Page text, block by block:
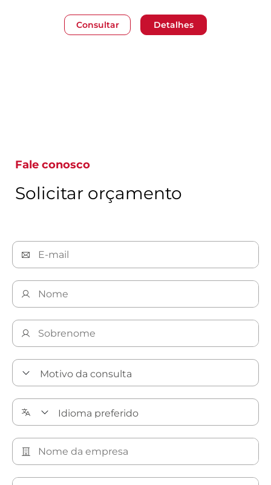
Consultar Detalhes
Fale conosco
Solicitar orçamento